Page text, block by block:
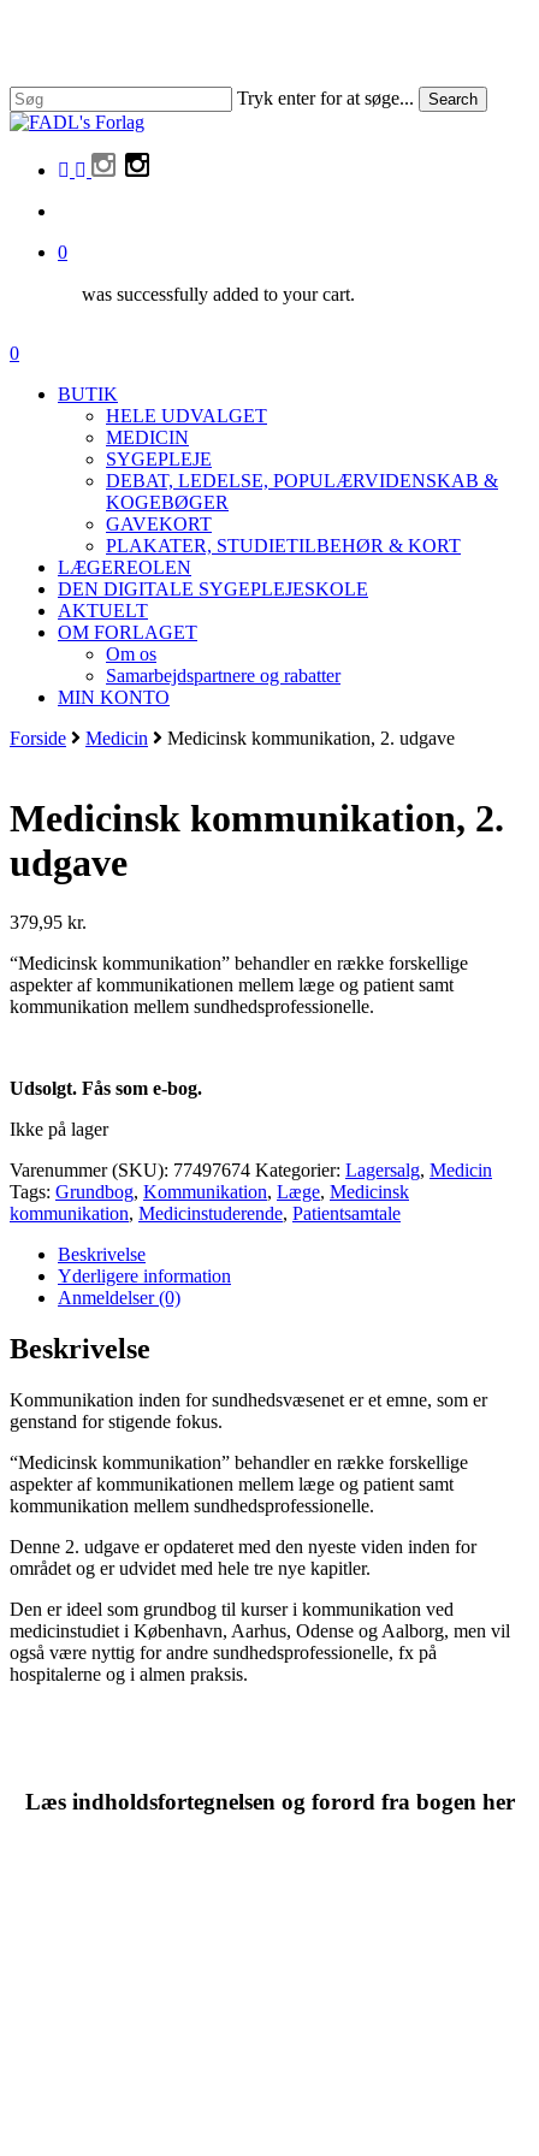
content
Tryk enter for at søge... Search
Close
facebook
linkedin
instagram
0
was successfully added to your cart.
Menu
search
0
BUTIK
HELE UDVALGET
MEDICIN
SYGEPLEJE
DEBAT, LEDELSE, POPULÆRVIDENSKAB &
KOGEBØGER
GAVEKORT
PLAKATER, STUDIETILBEHØR & KORT
LÆGEREOLEN
DEN DIGITALE SYGEPLEJESKOLE
AKTUELT
OM FORLAGET
Om os
Samarbejdspartnere og rabatter
MIN KONTO
Forside
Medicin Medicinsk kommunikation, 2. udgave
Medicinsk kommunikation, 2.
udgave
379,95 kr.
“Medicinsk kommunikation” behandler en række forskellige
aspekter af kommunikationen mellem læge og patient samt
kommunikation mellem sundhedsprofessionelle.
Udsolgt. Fås som e-bog.
Ikke på lager
Varenummer (SKU): 77497674 Kategorier: Lagersalg, Medicin
Tags: Grundbog, Kommunikation, Læge, Medicinsk
kommunikation, Medicinstuderende, Patientsamtale
Beskrivelse
Yderligere information
Anmeldelser (0)
Beskrivelse
Kommunikation inden for sundhedsvæsenet er et emne, som er
genstand for stigende fokus.
“Medicinsk kommunikation” behandler en række forskellige
aspekter af kommunikationen mellem læge og patient samt
kommunikation mellem sundhedsprofessionelle.
Denne 2. udgave er opdateret med den nyeste viden inden for
området og er udvidet med hele tre nye kapitler.
Den er ideel som grundbog til kurser i kommunikation ved
medicinstudiet i København, Aarhus, Odense og Aalborg, men vil
også være nyttig for andre sundhedsprofessionelle, fx på
hospitalerne og i almen praksis.
Læs indholdsfortegnelsen og forord fra bogen her